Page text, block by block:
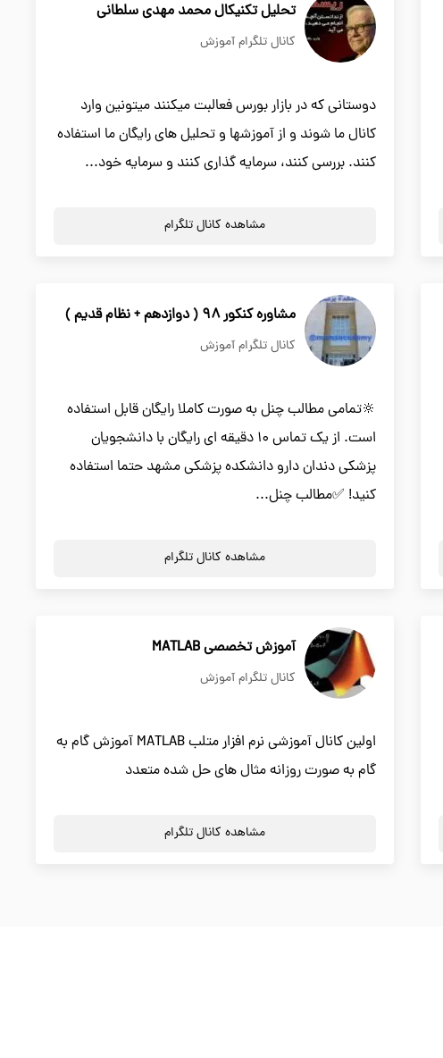
تحلیل تکنیکال محمد مهدی سلطانی
کانال تلگرام آموزش
دوستانی که در بازار بورس فعالبت میکنند میتونین وارد
کانال ما شوند و از آموزشها و تحلیل های رایگان ما استفاده
کنند. بررسی کنند، سرمایه گذاری کنند و سرمایه خود...
مشاهده کانال تلگرام
مشاوره کنکور ۹۸ ( دوازدهم + نظام قدیم )
کانال تلگرام آموزش
🔆تمامی مطالب چنل به صورت کاملا رایگان قابل استفاده
است. از یک تماس ۱۰ دقیقه ای رایگان با دانشجویان
پزشکی دندان دارو دانشکده پزشکی مشهد حتما استفاده
کنید! ✅مطالب چنل...
مشاهده کانال تلگرام
آموزش تخصصی MATLAB
کانال تلگرام آموزش
اولین کانال آموزشی نرم افزار متلب MATLAB آموزش گام به
گام به صورت روزانه مثال های حل شده متعدد
مشاهده کانال تلگرام